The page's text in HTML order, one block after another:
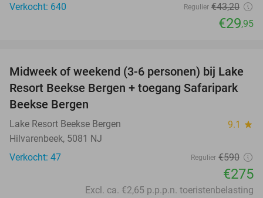
Verkocht: 640
Regulier €43,20
€29,95
53%
Midweek of weekend (3-6 personen) bij Lake
Resort Beekse Bergen + toegang Safaripark
Beekse Bergen
Lake Resort Beekse Bergen 9.1 star
Hilvarenbeek, 5081 NJ
Verkocht: 47
Regulier €590
€275
Excl. ca. €2,65 p.p.p.n. toeristenbelasting